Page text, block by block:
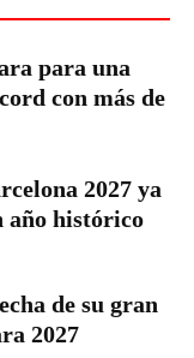
para una
con más de
2027 ya
año histórico
de su gran
2027